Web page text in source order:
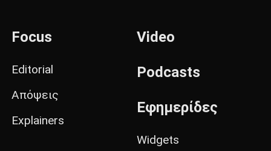
Focus
Editorial
Απόψεις
Explainers
Video
Podcasts
Εφημερίδες
Widgets